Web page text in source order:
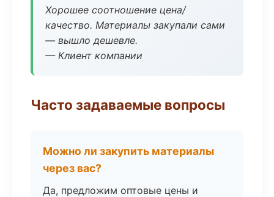
Хорошее соотношение цена/
качество. Материалы закупали сами
— вышло дешевле.
— Клиент компании
Часто задаваемые вопросы
Можно ли закупить материалы
через вас?
Да, предложим оптовые цены и